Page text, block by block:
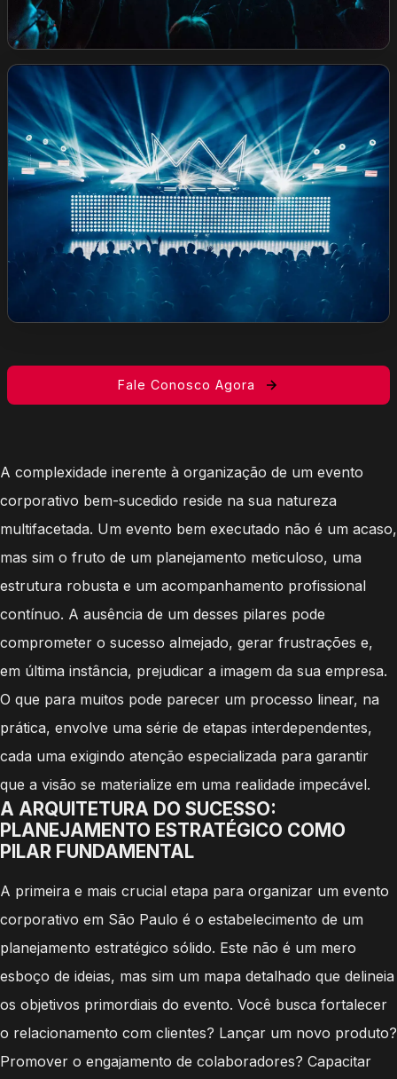
Fale Conosco Agora
A complexidade inerente à organização de um evento
corporativo bem-sucedido reside na sua natureza
multifacetada. Um evento bem executado não é um acaso,
mas sim o fruto de um planejamento meticuloso, uma
estrutura robusta e um acompanhamento profissional
contínuo. A ausência de um desses pilares pode
comprometer o sucesso almejado, gerar frustrações e,
em última instância, prejudicar a imagem da sua empresa.
O que para muitos pode parecer um processo linear, na
prática, envolve uma série de etapas interdependentes,
cada uma exigindo atenção especializada para garantir
que a visão se materialize em uma realidade impecável.
A ARQUITETURA DO SUCESSO:
PLANEJAMENTO ESTRATÉGICO COMO
PILAR FUNDAMENTAL
A primeira e mais crucial etapa para organizar um evento
corporativo em São Paulo é o estabelecimento de um
planejamento estratégico sólido. Este não é um mero
esboço de ideias, mas sim um mapa detalhado que delineia
os objetivos primordiais do evento. Você busca fortalecer
o relacionamento com clientes? Lançar um novo produto?
Promover o engajamento de colaboradores? Capacitar